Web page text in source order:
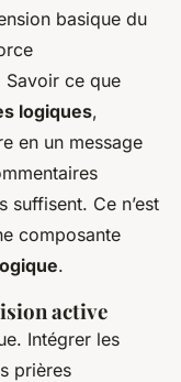
basique du
Savoir ce que
logiques,
en un message
Ce n’est
composante
.
active
Intégrer les
prières